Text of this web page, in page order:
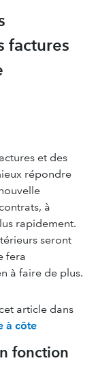
factures
et des
répondre
à
rapidement.
seront
fera
à faire de plus.
article dans
à côte
fonction